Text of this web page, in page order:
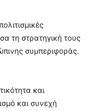
τη στρατηγική τους
συμπεριφοράς.
και
και συνεχή